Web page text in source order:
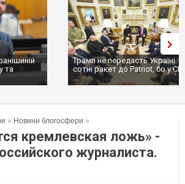
та
Трамп не передасть Україні
сотні ракет до Patriot, бо у
...
» Новини блогосфери »
кремлевская ложь» -
журналиста.